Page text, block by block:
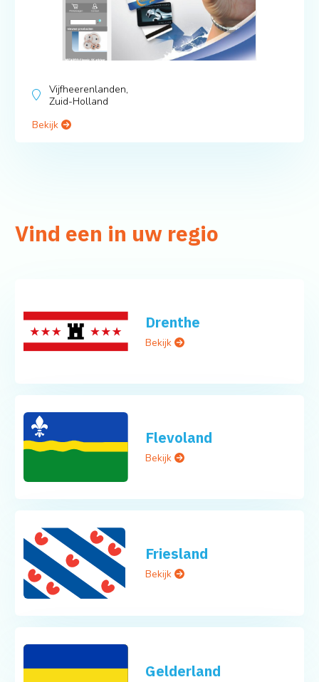
Vijfheerenlanden,
Zuid-Holland
Bekijk
Vind een in uw regio
Drenthe
Bekijk
Flevoland
Bekijk
Friesland
Bekijk
Gelderland